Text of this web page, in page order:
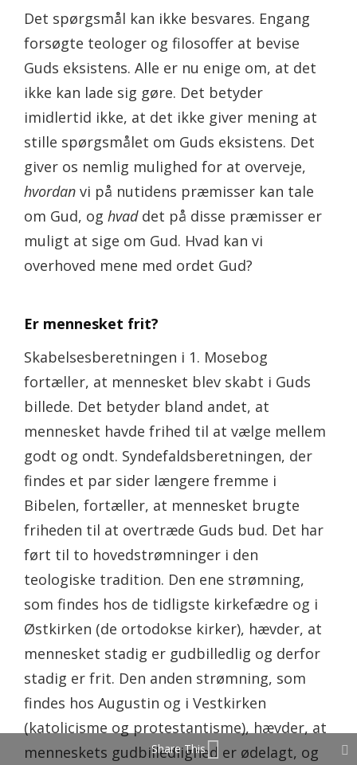
Det spørgsmål kan ikke besvares. Engang
forsøgte teologer og filosoffer at bevise
Guds eksistens. Alle er nu enige om, at det
ikke kan lade sig gøre. Det betyder
imidlertid ikke, at det ikke giver mening at
stille spørgsmålet om Guds eksistens. Det
giver os nemlig mulighed for at overveje,
hvordan vi på nutidens præmisser kan tale
om Gud, og hvaddet på disse præmisser er
muligt at sige om Gud. Hvad kan vi
overhoved mene med ordet Gud?
Er mennesket frit?
Skabelsesberetningen i 1. Mosebog
fortæller, at mennesket blev skabt i Guds
billede. Det betyder bland andet, at
mennesket havde frihed til at vælge mellem
godt og ondt. Syndefaldsberetningen, der
findes et par sider længere fremme i
Bibelen, fortæller, at mennesket brugte
friheden til at overtræde Guds bud. Det har
ført til to hovedstrømninger i den
teologiske tradition. Den ene strømning,
som findes hos de tidligste kirkefædre og i
Østkirken (de ortodokse kirker), hævder, at
mennesket stadig er gudbilledlig og derfor
stadig er frit. Den anden strømning, som
findes hos Augustin og i Vestkirken
(katolicisme og protestantisme), hævder, at
menneskets gudbilledlighed er ødelagt, og
Share This